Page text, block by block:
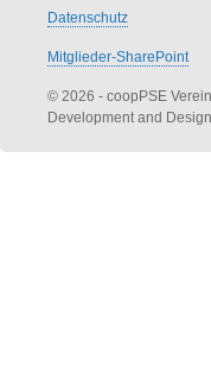
Datenschutz
Mitglieder-SharePoint
© 2026 - coopPSE
Development and